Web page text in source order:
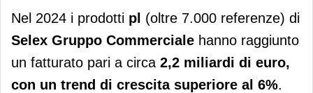
Selex fa il punto su risultati e
strategie della pl
Nel 2024 i prodotti pl (oltre 7.000 referenze) di
Selex Gruppo Commerciale hanno raggiunto
un fatturato pari a circa 2,2 miliardi di euro,
con un trend di crescita superiore al 6%.